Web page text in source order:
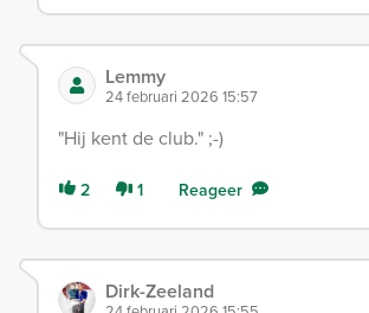
Lemmy
24 februari 2026 15:57
"Hij kent de club." ;-)
2 1 Reageer
Dirk-Zeeland